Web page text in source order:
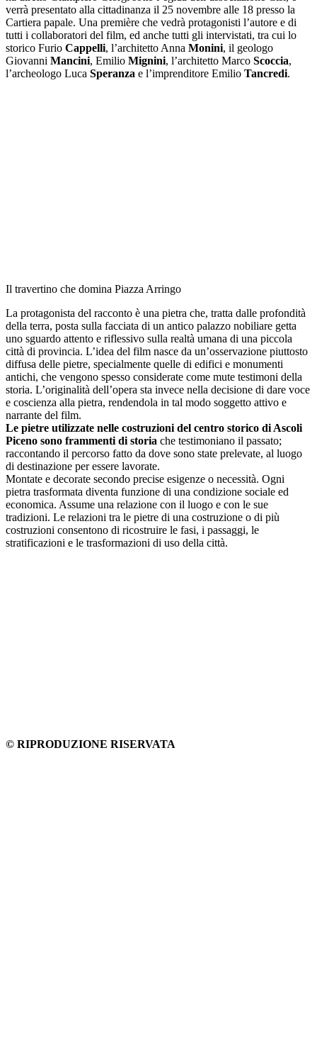
verrà presentato alla cittadinanza il 25 novembre alle 18 presso la
Cartiera papale. Una première che vedrà protagonisti l’autore e di
tutti i collaboratori del film, ed anche tutti gli intervistati, tra cui lo
storico Furio Cappelli, l’architetto Anna Monini, il geologo
Giovanni Mancini, Emilio Mignini, l’architetto Marco Scoccia,
l’archeologo Luca Speranza e l’imprenditore Emilio Tancredi.
Il travertino che domina Piazza Arringo
La protagonista del racconto è una pietra che, tratta dalle profondità
della terra, posta sulla facciata di un antico palazzo nobiliare getta
uno sguardo attento e riflessivo sulla realtà umana di una piccola
città di provincia. L’idea del film nasce da un’osservazione piuttosto
diffusa delle pietre, specialmente quelle di edifici e monumenti
antichi, che vengono spesso considerate come mute testimoni della
storia. L’originalità dell’opera sta invece nella decisione di dare voce
e coscienza alla pietra, rendendola in tal modo soggetto attivo e
narrante del film.
Le pietre utilizzate nelle costruzioni del centro storico di Ascoli
Piceno sono frammenti di storia che testimoniano il passato;
raccontando il percorso fatto da dove sono state prelevate, al luogo
di destinazione per essere lavorate.
Montate e decorate secondo precise esigenze o necessità. Ogni
pietra trasformata diventa funzione di una condizione sociale ed
economica. Assume una relazione con il luogo e con le sue
tradizioni. Le relazioni tra le pietre di una costruzione o di più
costruzioni consentono di ricostruire le fasi, i passaggi, le
stratificazioni e le trasformazioni di uso della città.
© RIPRODUZIONE RISERVATA